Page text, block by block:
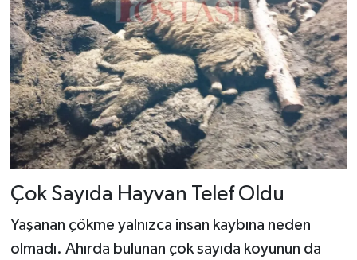
Çok Sayıda Hayvan Telef Oldu
Yaşanan çökme yalnızca insan kaybına neden
olmadı. Ahırda bulunan çok sayıda koyunun da